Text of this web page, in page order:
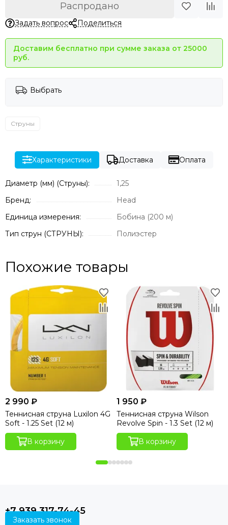
Распродано
Задать вопрос Поделиться
Доставим бесплатно при сумме заказа от 25000
руб.
Выбрать
Струны
Характеристики Доставка Оплата
Диаметр (мм) (Струны):
1,25
Бренд:
Head
Единица измерения:
Бобина (200 м)
Тип струн (СТРУНЫ):
Полиэстер
Похожие товары
2 990 ₽
Теннисная струна Luxilon 4G
Soft - 1.25 Set (12 м)
В корзину
1 950 ₽
Теннисная струна Wilson
Revolve Spin - 1.3 Set (12 м)
В корзину
+7 939 317-74-45
Заказать звонок